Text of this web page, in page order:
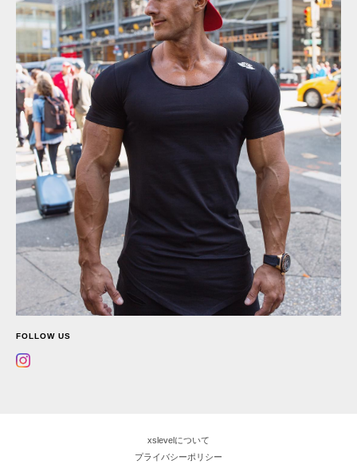
FOLLOW US
xslevelについて
プライバシーポリシー